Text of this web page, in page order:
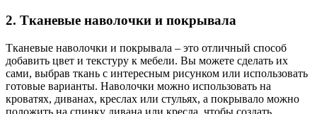
2. Тканевые наволочки и покрывала
Тканевые наволочки и покрывала – это отличный способ
добавить цвет и текстуру к мебели. Вы можете сделать их
сами, выбрав ткань с интересным рисунком или использовать
готовые варианты. Наволочки можно использовать на
кроватях, диванах, креслах или стульях, а покрывало можно
положить на спинку дивана или кресла, чтобы создать